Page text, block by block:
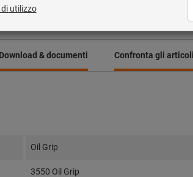
Download & documenti Confronta gli articoli
Oil Grip
3550 Oil Grip